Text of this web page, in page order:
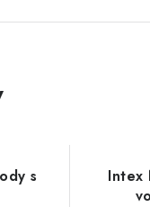
s
Intex